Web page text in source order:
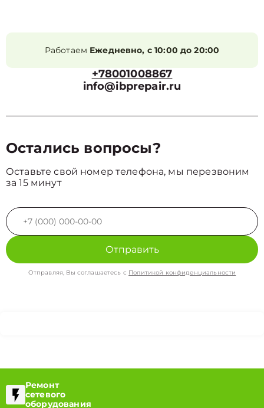
Работаем Ежедневно, с 10:00 до 20:00
+78001008867
info@ibprepair.ru
Остались вопросы?
Оставьте свой номер телефона, мы перезвоним
за 15 минут
Отправить
Отправляя, Вы соглашаетесь с Политикой конфиденциальности
Ремонт
сетевого
оборудования